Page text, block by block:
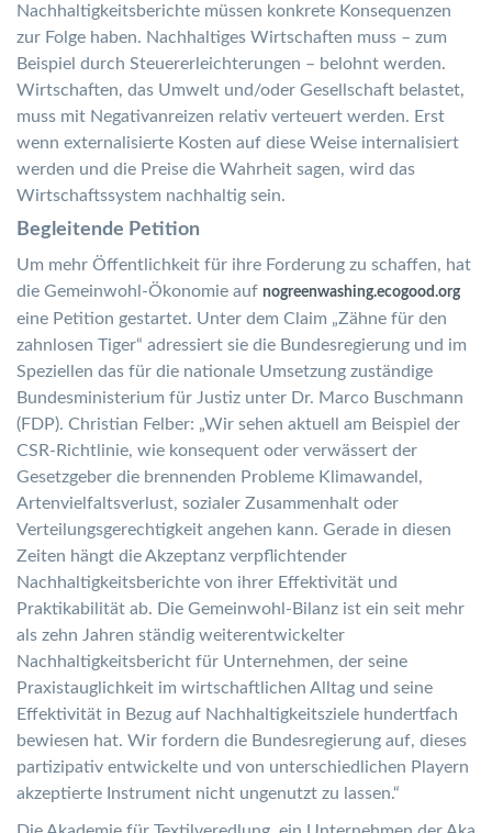
Nachhaltigkeitsberichte müssen konkrete Konsequenzen
zur Folge haben. Nachhaltiges Wirtschaften muss – zum
Beispiel durch Steuererleichterungen – belohnt werden.
Wirtschaften, das Umwelt und/oder Gesellschaft belastet,
muss mit Negativanreizen relativ verteuert werden. Erst
wenn externalisierte Kosten auf diese Weise internalisiert
werden und die Preise die Wahrheit sagen, wird das
Wirtschaftssystem nachhaltig sein.
Begleitende Petition
Um mehr Öffentlichkeit für ihre Forderung zu schaffen, hat
die Gemeinwohl-Ökonomie auf nogreenwashing.ecogood.org
eine Petition gestartet. Unter dem Claim „Zähne für den
zahnlosen Tiger“ adressiert sie die Bundesregierung und im
Speziellen das für die nationale Umsetzung zuständige
Bundesministerium für Justiz unter Dr. Marco Buschmann
(FDP). Christian Felber: „Wir sehen aktuell am Beispiel der
CSR-Richtlinie, wie konsequent oder verwässert der
Gesetzgeber die brennenden Probleme Klimawandel,
Artenvielfaltsverlust, sozialer Zusammenhalt oder
Verteilungsgerechtigkeit angehen kann. Gerade in diesen
Zeiten hängt die Akzeptanz verpflichtender
Nachhaltigkeitsberichte von ihrer Effektivität und
Praktikabilität ab. Die Gemeinwohl-Bilanz ist ein seit mehr
als zehn Jahren ständig weiterentwickelter
Nachhaltigkeitsbericht für Unternehmen, der seine
Praxistauglichkeit im wirtschaftlichen Alltag und seine
Effektivität in Bezug auf Nachhaltigkeitsziele hundertfach
bewiesen hat. Wir fordern die Bundesregierung auf, dieses
partizipativ entwickelte und von unterschiedlichen Playern
akzeptierte Instrument nicht ungenutzt zu lassen.“